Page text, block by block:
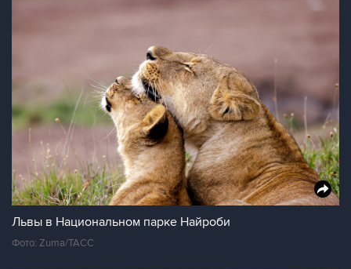
Львы в Национальном парке Найроби
Фото: Zuma/ТАСС